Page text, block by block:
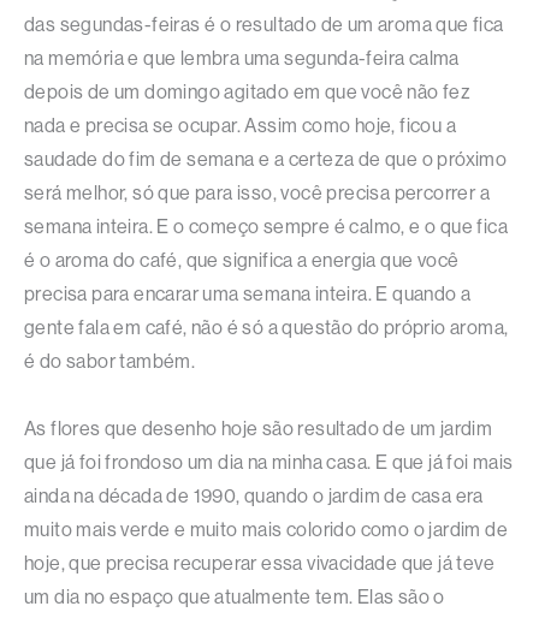
das segundas-feiras é o resultado de um aroma que fica
na memória e que lembra uma segunda-feira calma
depois de um domingo agitado em que você não fez
nada e precisa se ocupar. Assim como hoje, ficou a
saudade do fim de semana e a certeza de que o próximo
será melhor, só que para isso, você precisa percorrer a
semana inteira. E o começo sempre é calmo, e o que fica
é o aroma do café, que significa a energia que você
precisa para encarar uma semana inteira. E quando a
gente fala em café, não é só a questão do próprio aroma,
é do sabor também.
As flores que desenho hoje são resultado de um jardim
que já foi frondoso um dia na minha casa. E que já foi mais
ainda na década de 1990, quando o jardim de casa era
muito mais verde e muito mais colorido como o jardim de
hoje, que precisa recuperar essa vivacidade que já teve
um dia no espaço que atualmente tem. Elas são o